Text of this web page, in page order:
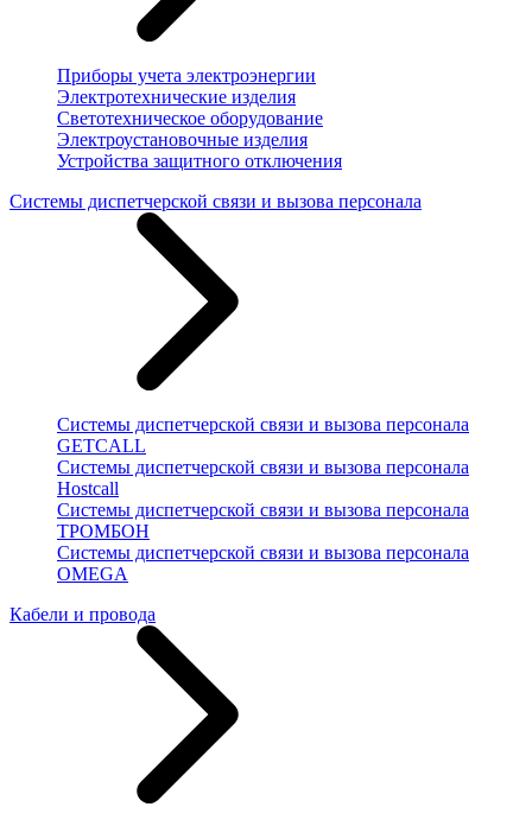
Приборы учета электроэнергии
Электротехнические изделия
Светотехническое оборудование
Электроустановочные изделия
Устройства защитного отключения
Системы диспетчерской связи и вызова персонала
Системы диспетчерской связи и вызова персонала
GETCALL
Системы диспетчерской связи и вызова персонала
Hostcall
Системы диспетчерской связи и вызова персонала
ТРОМБОН
Системы диспетчерской связи и вызова персонала
OMEGA
Кабели и провода